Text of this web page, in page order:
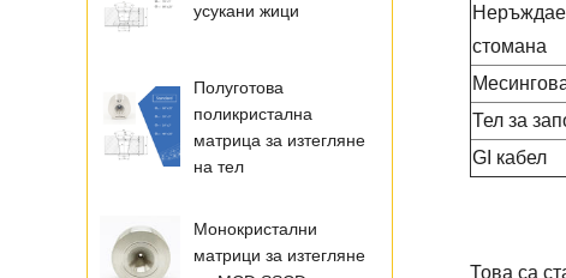
усукани жици
Полуготова
поликристална
матрица за изтегляне
на тел
Монокристални
матрици за изтегляне
стомана
Тел за
GI кабел
Това са